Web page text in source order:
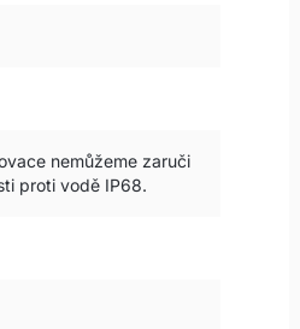
nemůžeme zaruči
proti vodě IP68.